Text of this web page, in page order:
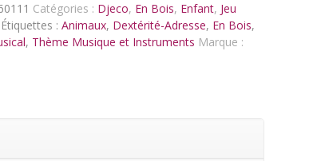
Catégories : Djeco, En Bois, Enfant, Jeu
Étiquettes : Animaux, Dextérité-Adresse, En Bois,
, Thème Musique et Instruments Marque :